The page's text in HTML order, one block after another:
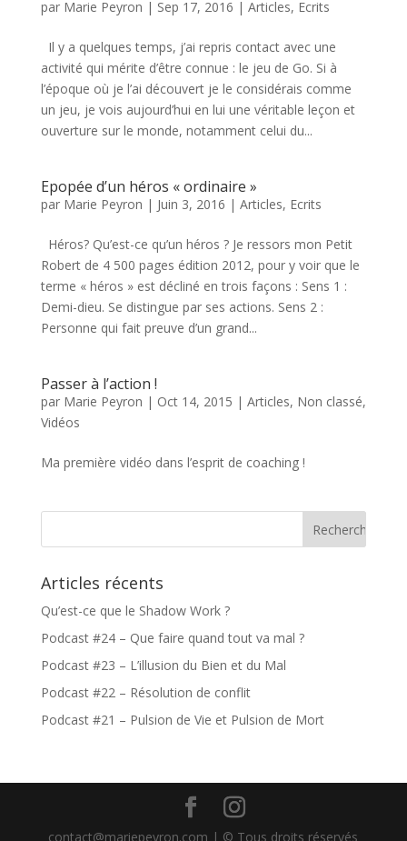
par Marie Peyron | Sep 17, 2016 | Articles, Ecrits
Il y a quelques temps, j’ai repris contact avec une
activité qui mérite d’être connue : le jeu de Go. Si à
l’époque où je l’ai découvert je le considérais comme
un jeu, je vois aujourd’hui en lui une véritable leçon et
ouverture sur le monde, notamment celui du...
Epopée d’un héros « ordinaire »
par Marie Peyron | Juin 3, 2016 | Articles, Ecrits
Héros? Qu’est-ce qu’un héros ? Je ressors mon Petit
Robert de 4 500 pages édition 2012, pour y voir que le
terme « héros » est décliné en trois façons : Sens 1 :
Demi-dieu. Se distingue par ses actions. Sens 2 :
Personne qui fait preuve d’un grand...
Passer à l’action !
par Marie Peyron | Oct 14, 2015 | Articles, Non classé,
Vidéos
Ma première vidéo dans l’esprit de coaching !
Articles récents
Qu’est-ce que le Shadow Work ?
Podcast #24 – Que faire quand tout va mal ?
Podcast #23 – L’illusion du Bien et du Mal
Podcast #22 – Résolution de conflit
Podcast #21 – Pulsion de Vie et Pulsion de Mort
contact@mariepeyron.com | © Tous droits réservés